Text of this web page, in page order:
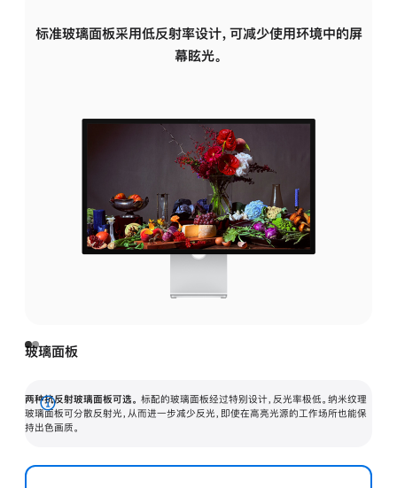
标准玻璃面板采用低反射率设计，可减少使用环境中的屏
幕眩光。
玻璃面板
两种抗反射玻璃面板可选。 标配的玻璃面板经过特别设计，反光率极低。纳米纹理
玻璃面板可分散反射光，从而进一步减少反光，即使在高亮光源的工作场所也能保
持出色画质。
展
开